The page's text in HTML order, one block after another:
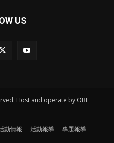
US
Host and operate by OBL
動情報 活動報導
專題報導